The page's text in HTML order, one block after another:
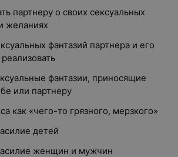
партнеру о своих сексуальных
желаниях
фантазий партнера и его
фантазии, приносящие
или партнеру
как «чего-то грязного, мерзкого»
детей
женщин и мужчин